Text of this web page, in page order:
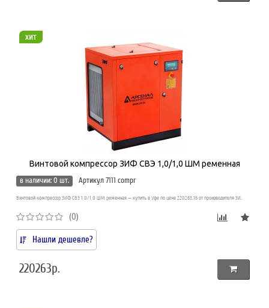
хит
Винтовой компрессор ЗИФ СВЭ 1,0/1,0 ШМ ременная
в наличии: 0 шт.
Артикул 7111 compr
Винтовой компрессор ЗИФ СВЭ 1,0/1,0 ШМ ременная — купить в Уфе по цене 220263.16 от производителя ЗИ..
(0)
Нашли дешевле?
220263р.